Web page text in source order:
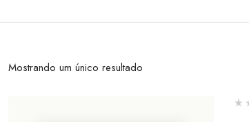
Mostrando um único resultado